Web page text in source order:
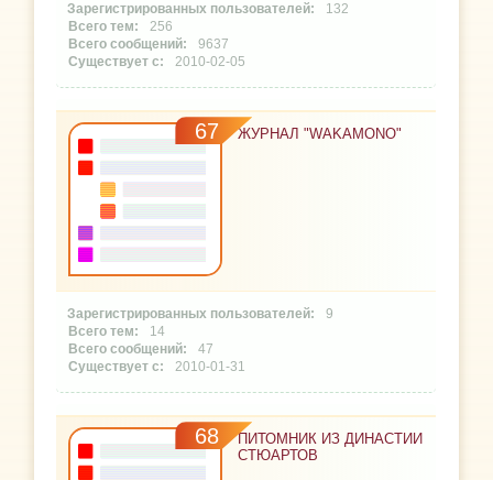
132
256
9637
2010-02-05
67 ЖУРНАЛ "WAKAMONO"
9
14
47
2010-01-31
68
ПИТОМНИК ИЗ ДИНАСТИИ
СТЮАРТОВ